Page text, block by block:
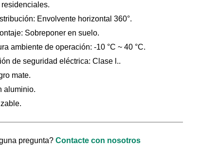
Envolvente horizontal 360°.
Sobreponer en suelo.
ambiente de operación: -10 °C ~ 40 °C.
de seguridad eléctrica: Clase l..
mate.
aluminio.
pregunta? Contacte con nosotros